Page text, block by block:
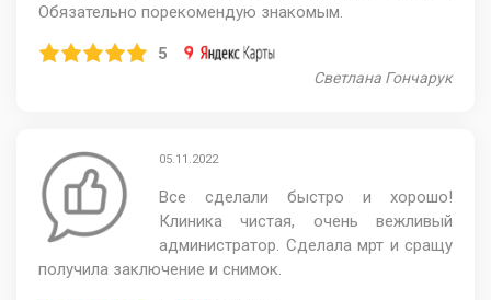
Обязательно порекомендую знакомым.
5
Светлана Гончарук
05.11.2022
Все сделали быстро и хорошо!
Клиника чистая, очень вежливый
администратор. Сделала мрт и сращу
получила заключение и снимок.